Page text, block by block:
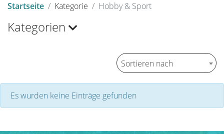
Startseite Kategorie Hobby & Sport
Kategorien
Sortieren nach
Es wurden keine Einträge gefunden